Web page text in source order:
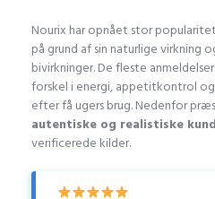
Nourix har opnået stor
på grund af sin naturlige virkning
bivirkninger. De fleste
forskel i energi, appetitkontrol
efter få ugers brug. Nedenfor
autentiske og realistiske
verificerede kilder.